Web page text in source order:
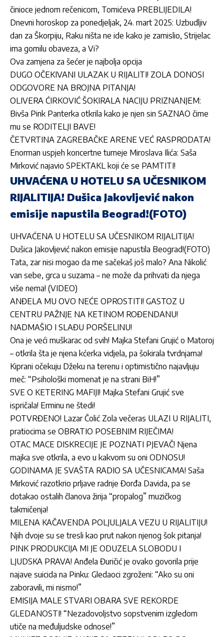
činioce jednom rečenicom, Tomićeva PREBLIJEDILA!
Dnevni horoskop za ponedjeljak, 24. mart 2025: Uzbudljiv
dan za Škorpiju, Raku ništa ne ide kako je zamislio, Strijelac
ima gomilu obaveza, a Vi?
Ova zamjena za šećer je najbolja opcija
DUGO OČEKIVANI ULAZAK U RIJALITI! ZOLA DONOSI
ODGOVORE NA BROJNA PITANJA!
OLIVERA ĆIRKOVIĆ ŠOKIRALA NACIJU PRIZNANJEM:
Bivša Pink Panterka otkrila kako je njen sin SAZNAO čime
mu se RODITELJI BAVE!
ČETVRTINA ZAGREBAČKE ARENE VEĆ RASPRODATA!
Enorman uspjeh koncertne turneje Miroslava Ilića: Saša
Mirković najavio SPEKTAKL koji će se PAMTITI!
UHVAĆENA U HOTELU SA UČESNIKOM
RIJALITIJA! Dušica Jakovljević nakon
emisije napustila Beograd!(FOTO)
UHVAĆENA U HOTELU SA UČESNIKOM RIJALITIJA!
Dušica Jakovljević nakon emisije napustila Beograd!(FOTO)
Tata, zar nisi mogao da me sačekaš još malo? Ana Nikolić
van sebe, grca u suzama – ne može da prihvati da njega
više nema! (VIDEO)
ANĐELA MU OVO NEĆE OPROSTITI! GASTOZ U
CENTRU PAŽNJE NA KETINOM ROĐENDANU!
NADMAŠIO I SLAĐU PORŠELINU!
Ona je veći muškarac od svih! Majka Stefani Grujić o Matoroj
– otkrila šta je njena kćerka vidjela, pa šokirala tvrdnjama!
Kiprani očekuju Džeku na terenu i optimistično najavljuju
meč: “Psihološki momenat je na strani BiH!”
SVE O KETERING MAFIJI! Majka Stefani Grujić sve
ispričala! Erminu ne štedi!
POTVRĐENO! Lazar Čolić Zola večeras ULAZI U RIJALITI,
pratiocima se OBRATIO POSEBNIM RIJEČIMA!
OTAC MACE DISKRECIJE JE POZNATI PJEVAČ! Njena
majka sve otkrila, a evo u kakvom su oni ODNOSU!
GODINAMA JE SVAŠTA RADIO SA UČESNICAMA! Saša
Mirković razotkrio prljave radnje Đorđa Davida, pa se
dotakao ostalih članova žirija “propalog” muzičkog
takmičenja!
MILENA KAČAVENDA POLJULJALA VEZU U RIJALITIJU!
Njih dvoje su se tresli kao prut nakon njenog šok pitanja!
PINK PRODUKCIJA MI JE ODUZELA SLOBODU I
LJUDSKA PRAVA! Anđela Đuričić je ovako govorila prije
najave suicida na Pinku: Gledaoci zgroženi: “Ako su oni
zaboravili, mi nismo!”
EMISIJA MALE STVARI OBARA SVE REKORDE
GLEDANOSTI! “Nezadovoljstvo sopstvenim izgledom
utiče na međuljudske odnose!”